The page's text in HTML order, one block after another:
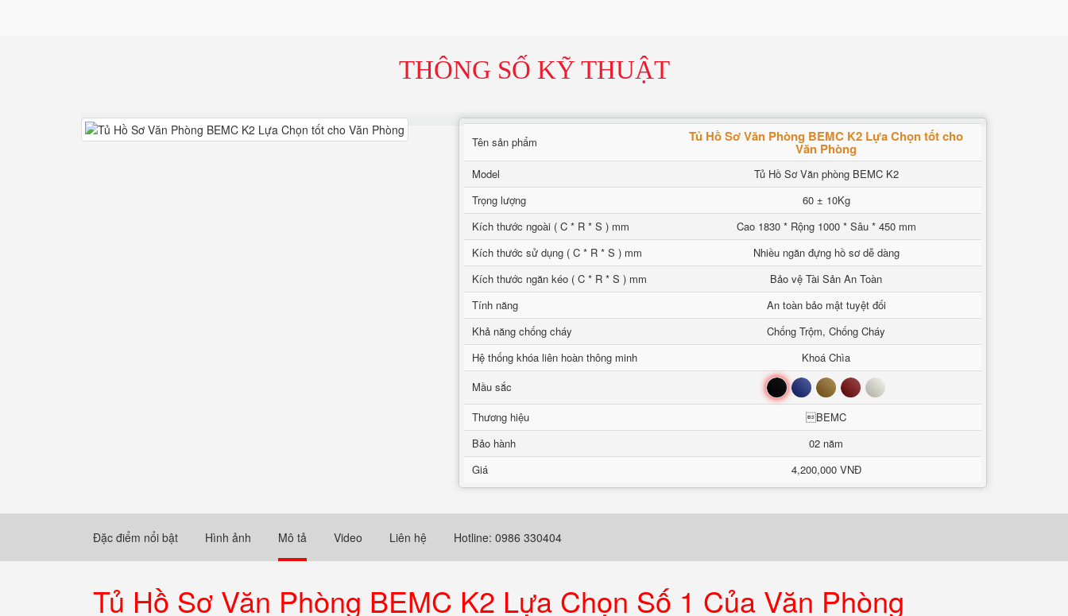
THÔNG SỐ KỸ THUẬT
Tên sản phẩm Tủ Hồ Sơ Văn Phòng BEMC K2 Lựa Chọn tốt cho
Văn Phòng
Model
Tủ Hồ Sơ Văn phòng BEMC K2
Trọng lượng
60 ± 10Kg
Kích thước ngoài ( C * R * S ) mm
Cao 1830 * Rộng 1000 * Sâu * 450 mm
Kích thước sử dụng ( C * R * S ) mm
Nhiều ngăn đựng hồ sơ dễ dàng
Kích thước ngăn kéo ( C * R * S ) mm
Bảo vệ Tài Sản An Toàn
Tính năng
An toàn bảo mật tuyệt đối
Khả năng chống cháy
Chống Trộm, Chống Cháy
Hệ thống khóa liên hoàn thông minh
Khoá Chìa
Mầu sắc
Đen Xanh Nâu Đỏ Trắng
Thương hiệu
BEMC
Bảo hành
02 năm
Giá
4,200,000 VNĐ
Đặc điểm nổi bật Hình ảnh Mô tả Video Liên hệ Hotline: 0986 330404
Tủ Hồ Sơ Văn Phòng BEMC K2 Lựa Chọn Số 1 Của Văn Phòng